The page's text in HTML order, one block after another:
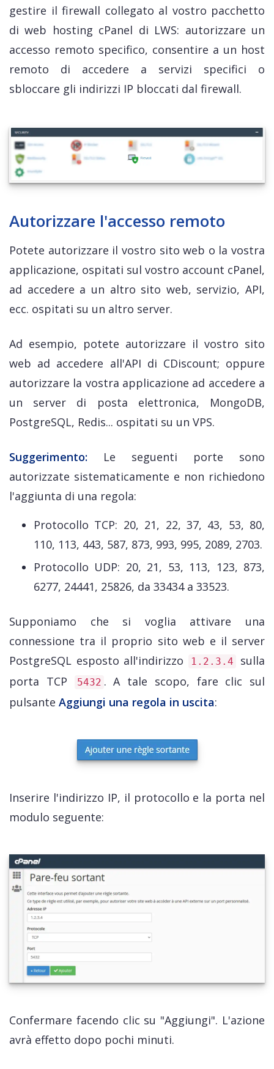
gestire il firewall collegato al vostro pacchetto
di web hosting cPanel di LWS: autorizzare un
accesso remoto specifico, consentire a un host
remoto di accedere a servizi specifici o
sbloccare gli indirizzi IP bloccati dal firewall.
Autorizzare l'accesso remoto
Potete autorizzare il vostro sito web o la vostra
applicazione, ospitati sul vostro account cPanel,
ad accedere a un altro sito web, servizio, API,
ecc. ospitati su un altro server.
Ad esempio, potete autorizzare il vostro sito
web ad accedere all'API di CDiscount; oppure
autorizzare la vostra applicazione ad accedere a
un server di posta elettronica, MongoDB,
PostgreSQL, Redis... ospitati su un VPS.
Suggerimento: Le seguenti porte sono
autorizzate sistematicamente e non richiedono
l'aggiunta di una regola:
Protocollo TCP: 20, 21, 22, 37, 43, 53, 80,
110, 113, 443, 587, 873, 993, 995, 2089, 2703.
Protocollo UDP: 20, 21, 53, 113, 123, 873,
6277, 24441, 25826, da 33434 a 33523.
Supponiamo che si voglia attivare una
connessione tra il proprio sito web e il server
PostgreSQL esposto all'indirizzo
1.2.3.4
sulla
porta TCP
5432 . A tale scopo, fare clic sul
pulsante Aggiungi una regola in uscita:
Inserire l'indirizzo IP, il protocollo e la porta nel
modulo seguente:
Confermare facendo clic su "Aggiungi". L'azione
avrà effetto dopo pochi minuti.